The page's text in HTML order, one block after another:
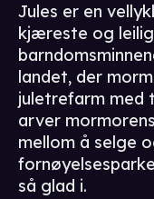
Jules er en
kjæreste og
landet, der
juletrefarm med
arver
mellom å selge
så glad i.